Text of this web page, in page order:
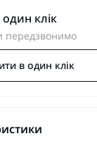
клік
передзвонимо
в один клік